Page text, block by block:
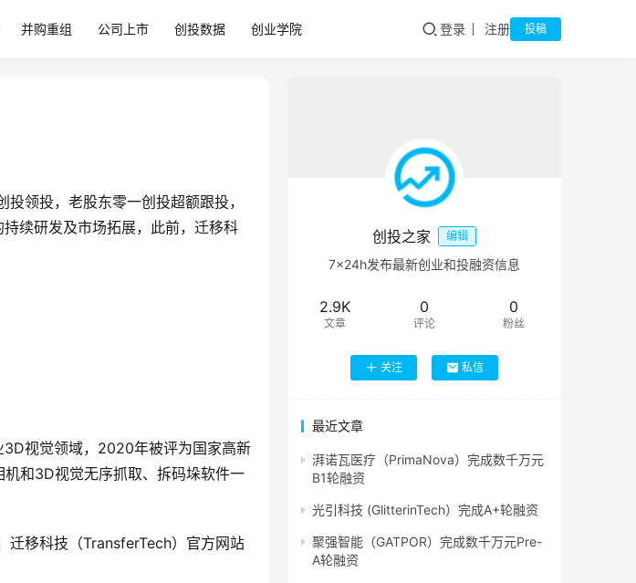
并购重组 公司上市 创投数据 创业学院 登录 注册 投稿
领投，老股东零一创投超额跟投，
续研发及市场拓展，此前，迁移科
视觉领域，2020年被评为国家高新
和3D视觉无序抓取、拆码垛软件一
迁移科技（TransferTech）官方网站
创投之家 编辑
7×24h发布最新创业和投融资信息
2.9K
文章
0
评论
0
粉丝
关注 私信
最近文章
湃诺瓦医疗（PrimaNova）完成数千万元
B1轮融资
光引科技 (GlitterinTech）完成A+轮融资
聚强智能（GATPOR）完成数千万元Pre-
A轮融资